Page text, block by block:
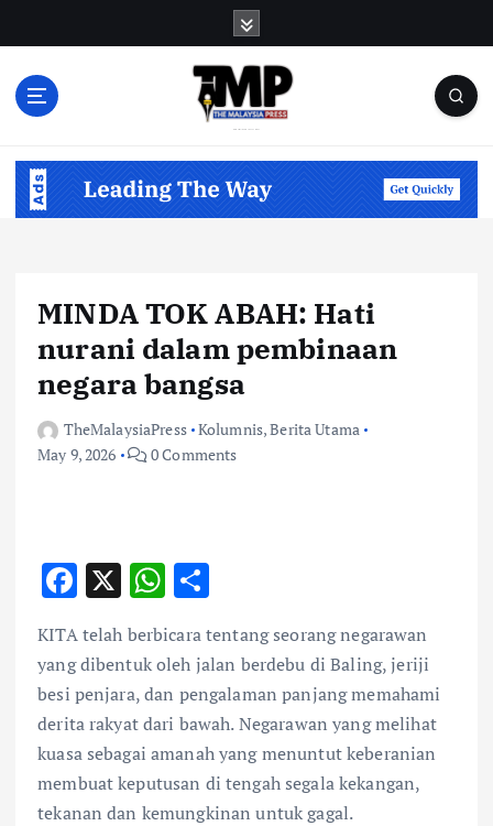
MINDA TOK ABAH: Hati
nurani dalam pembinaan
negara bangsa
TheMalaysiaPress Kolumnis,Berita Utama
May 9, 2026
0 Comments
F
ac
e
b
o
o
k
X W
h
at
s
A
p
p
ar
e
KITA telah berbicara tentang seorang negarawan
yang dibentuk oleh jalan berdebu di Baling, jeriji
besi penjara, dan pengalaman panjang memahami
derita rakyat dari bawah. Negarawan yang melihat
kuasa sebagai amanah yang menuntut keberanian
membuat keputusan di tengah segala kekangan,
tekanan dan kemungkinan untuk gagal.